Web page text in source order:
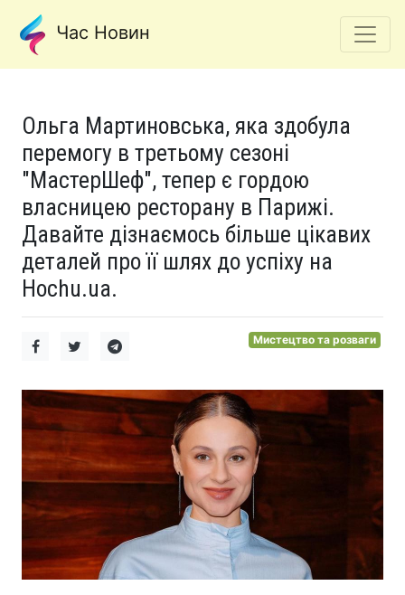
Час Новин
Ольга Мартиновська, яка здобула
перемогу в третьому сезоні
"МастерШеф", тепер є гордою
власницею ресторану в Парижі.
Давайте дізнаємось більше цікавих
деталей про її шлях до успіху на
Hochu.ua.
Мистецтво та розваги